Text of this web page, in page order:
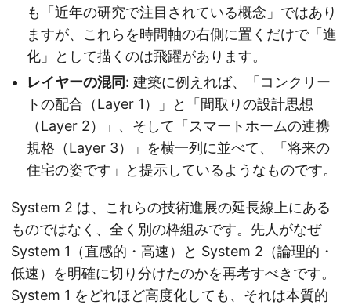
も「近年の研究で注目されている概念」ではあり
ますが、これらを時間軸の右側に置くだけで「進
化」として描くのは飛躍があります。
レイヤーの混同: 建築に例えれば、「コンクリー
トの配合（Layer 1）」と「間取りの設計思想
（Layer 2）」、そして「スマートホームの連携
規格（Layer 3）」を横一列に並べて、「将来の
住宅の姿です」と提示しているようなものです。
System 2 は、これらの技術進展の延長線上にある
ものではなく、全く別の枠組みです。先人がなぜ
System 1（直感的・高速）と System 2（論理的・
低速）を明確に切り分けたのかを再考すべきです。
System 1 をどれほど高度化しても、それは本質的